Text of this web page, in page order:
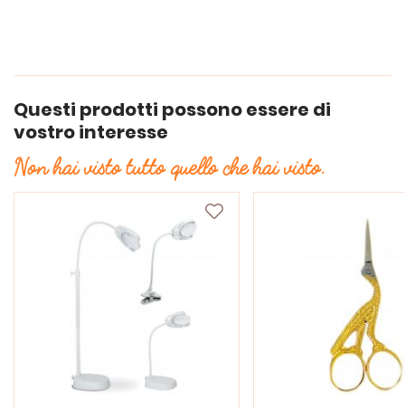
Questi prodotti possono essere di
vostro interesse
Non hai visto tutto quello che hai visto.